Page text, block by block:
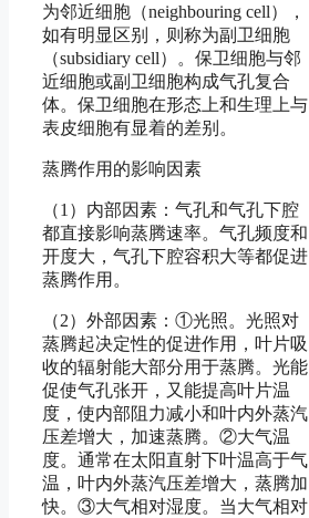
为邻近细胞（neighbouring cell），
如有明显区别，则称为副卫细胞
（subsidiary cell）。保卫细胞与邻
近细胞或副卫细胞构成气孔复合
体。保卫细胞在形态上和生理上与
表皮细胞有显着的差别。
蒸腾作用的影响因素
（1）内部因素：气孔和气孔下腔
都直接影响蒸腾速率。气孔频度和
开度大，气孔下腔容积大等都促进
蒸腾作用。
（2）外部因素：①光照。光照对
蒸腾起决定性的促进作用，叶片吸
收的辐射能大部分用于蒸腾。光能
促使气孔张开，又能提高叶片温
度，使内部阻力减小和叶内外蒸汽
压差增大，加速蒸腾。②大气温
度。通常在太阳直射下叶温高于气
温，叶内外蒸汽压差增大，蒸腾加
快。③大气相对湿度。当大气相对